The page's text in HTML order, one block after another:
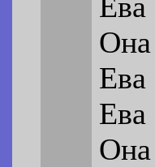
Она
Ева
Ева
Она